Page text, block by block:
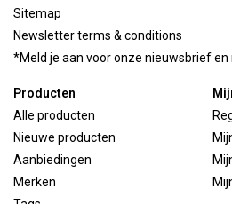
Sitemap
Newsletter terms & conditions
*Meld je aan voor onze nieuwsbrief
Producten
Alle producten
Nieuwe producten
Aanbiedingen
Merken